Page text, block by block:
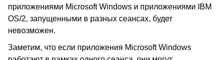
приложениями Microsoft Windows и приложениями IBM
OS/2, запущенными в разных сеансах, будет
невозможен.
Заметим, что если приложения Microsoft Windows